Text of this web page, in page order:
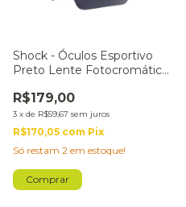
Shock - Óculos Esportivo
Preto Lente Fotocromática
R$179,00
3 x de R$59,67 sem juros
R$170,05 com Pix
Só restam 2 em estoque!